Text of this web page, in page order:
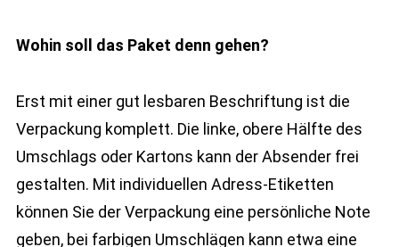
Wohin soll das Paket denn gehen?
Erst mit einer gut lesbaren Beschriftung ist die
Verpackung komplett. Die linke, obere Hälfte des
Umschlags oder Kartons kann der Absender frei
gestalten. Mit individuellen Adress-Etiketten
können Sie der Verpackung eine persönliche Note
geben, bei farbigen Umschlägen kann etwa eine